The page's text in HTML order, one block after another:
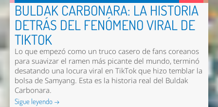
BULDAK CARBONARA: LA HISTORIA
DETRÁS DEL FENÓMENO VIRAL DE
TIKTOK
Lo que empezó como un truco casero de fans coreanos
para suavizar el ramen más picante del mundo, terminó
desatando una locura viral en TikTok que hizo temblar la
bolsa de Samyang. Esta es la historia real del Buldak
Carbonara.
Sigue leyendo →